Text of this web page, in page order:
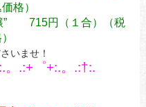
格）
” 715円（１合）（税
いませ！
。.:+゜+:.。.:†:.